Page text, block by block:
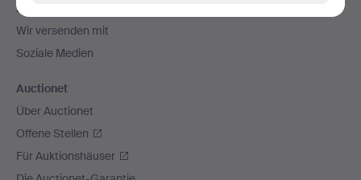
Zahlungsweisen
Wir versenden mit
Soziale Medien
Auctionet
Über Auctionet
Offene Stellen
Für Auktionshäuser